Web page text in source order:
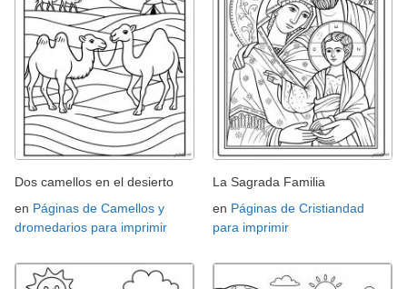
Dos camellos en el desierto
en Páginas de Camellos y
dromedarios para imprimir
La Sagrada Familia
en Páginas de Cristiandad
para imprimir